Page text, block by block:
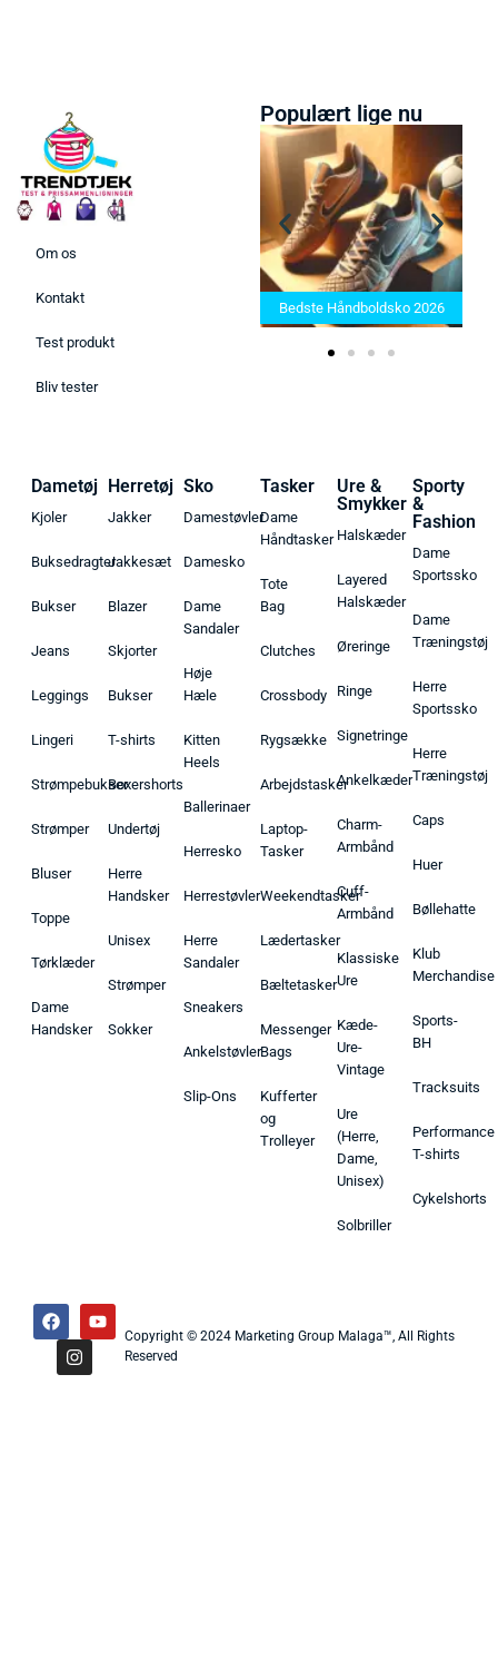
Om os
Kontakt
Test produkt
Bliv tester
Populært lige nu
Bedste Saunatæppe 2025 –
Find de bedste produkter her!
Bedste Håndboldsko 2026
Dametøj
Kjoler
Buksedragter
Bukser
Jeans
Leggings
Lingeri
Strømpebukser
Strømper
Bluser
Toppe
Tørklæder
Dame
Handsker
Herretøj
Jakker
Jakkesæt
Blazer
Skjorter
Bukser
T-shirts
Boxershorts
Undertøj
Herre
Handsker
Unisex
Strømper
Sokker
Sko
Damestøvler
Damesko
Dame
Sandaler
Høje
Hæle
Kitten
Heels
Ballerinaer
Herresko
Herrestøvler
Herre
Sandaler
Sneakers
Ankelstøvler
Slip-Ons
Tasker
Dame
Håndtasker
Tote
Bag
Clutches
Crossbody
Rygsække
Arbejdstasker
Laptop-
Tasker
Weekendtasker
Lædertasker
Bæltetasker
Messenger
Bags
Kufferter
og
Trolleyer
Ure &
Smykker
Halskæder
Layered
Halskæder
Øreringe
Ringe
Signetringe
Ankelkæder
Charm-
Armbånd
Cuff-
Armbånd
Klassiske
Ure
Kæde-
Ure-
Vintage
Ure
(Herre,
Dame,
Unisex)
Solbriller
Sporty
&
Fashion
Dame
Sportssko
Dame
Træningstøj
Herre
Sportssko
Herre
Træningstøj
Caps
Huer
Bøllehatte
Klub
Merchandise
Sports-
BH
Tracksuits
Performance
T-shirts
Cykelshorts
Copyright © 2024 Marketing Group Malaga™, All Rights
Reserved